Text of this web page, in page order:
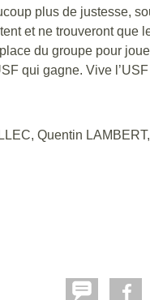
plus de justesse,
et ne trouveront
place du groupe pour
qui gagne. Vive
Quentin